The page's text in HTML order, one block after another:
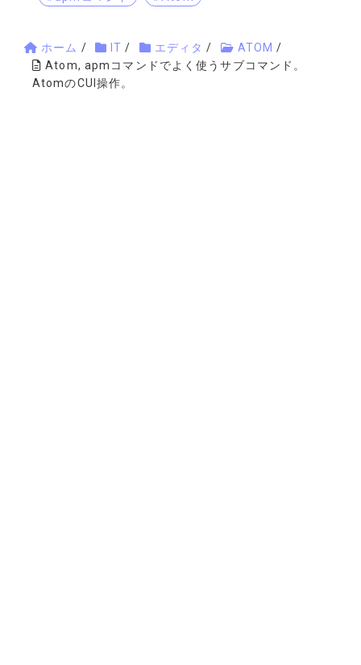
ホーム / IT / エディタ / ATOM /
Atom, apmコマンドでよく使うサブコマンド。
AtomのCUI操作。